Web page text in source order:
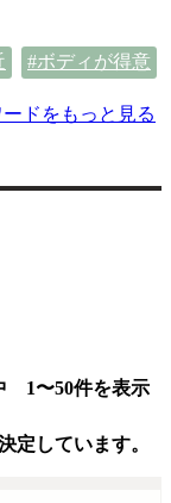
ボディが得意
ドをもっと見る
1〜50件を表示
定しています。